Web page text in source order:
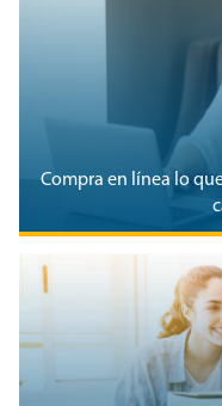
Compra en línea lo